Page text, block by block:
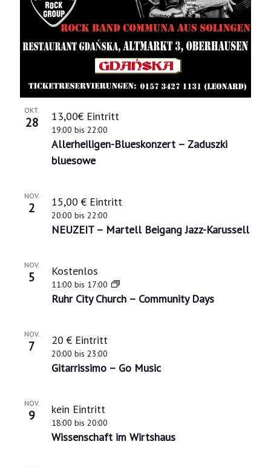
v
i
g
t
n
s
c
h
v
n
h
o
OKT.
28
Allerheiligen-Blueskonzert – Zaduszki
bluesowe
19:00 bis 22:00
13,00€ Eintritt
NOV.
2
NEUZEIT – Martell Beigang Jazz-Karussell
20:00 bis 22:00
15,00 € Eintritt
NOV.
5
Ruhr City Church – Community Days
11:00 bis 17:00
Kostenlos
NOV.
7
Gitarrissimo – Go Music
20:00 bis 23:00
20 € Eintritt
NOV.
9
Wissenschaft im Wirtshaus
18:00 bis 20:00
kein Eintritt